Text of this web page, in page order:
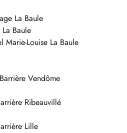
La Baule
Baule
Marie-Louise La Baule
Vendôme
Ribeauvillé
Lille